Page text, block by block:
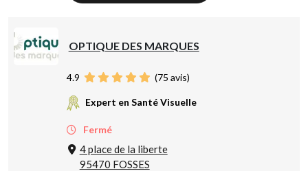
OPTIQUE DES MARQUES
4.9 (75 avis)
Expert en Santé Visuelle
Fermé
4 place de la liberte
95470 FOSSES